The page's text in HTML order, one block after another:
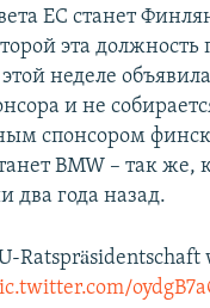
ЕС станет
эта должность
неделе
и не
спонсором
BMW – так же,
два года назад.